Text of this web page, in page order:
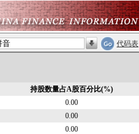
代码表
持股数量占A股百分比(%)
0.00
0.00
0.00